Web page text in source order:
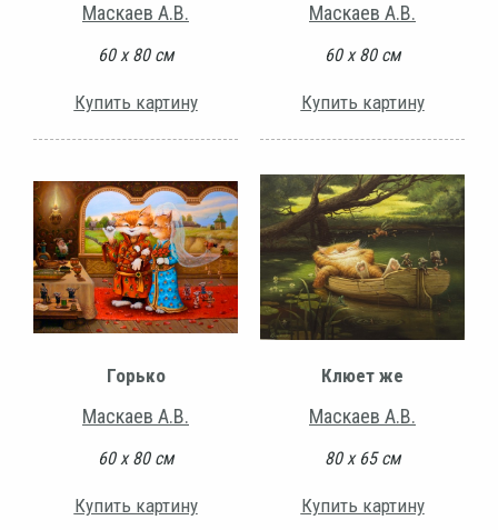
Маскаев А.В.
60 х 80 см
Купить картину
Маскаев А.В.
60 х 80 см
Купить картину
Горько
Маскаев А.В.
60 х 80 см
Купить картину
Клюет же
Маскаев А.В.
80 х 65 см
Купить картину